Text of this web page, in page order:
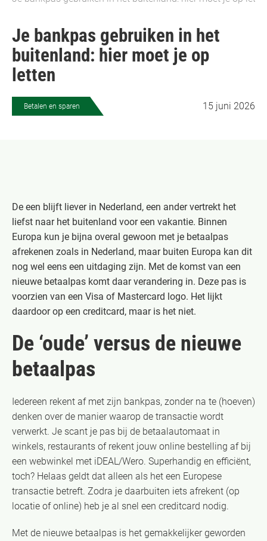
Je bankpas gebruiken in het
buitenland: hier moet je op
letten
Betalen en sparen 15 juni 2026
De een blijft liever in Nederland, een ander vertrekt het
liefst naar het buitenland voor een vakantie. Binnen
Europa kun je bijna overal gewoon met je betaalpas
afrekenen zoals in Nederland, maar buiten Europa kan dit
nog wel eens een uitdaging zijn. Met de komst van een
nieuwe betaalpas komt daar verandering in. Deze pas is
voorzien van een Visa of Mastercard logo. Het lijkt
daardoor op een creditcard, maar is het niet.
De ‘oude’ versus de nieuwe
betaalpas
Iedereen rekent af met zijn bankpas, zonder na te (hoeven)
denken over de manier waarop de transactie wordt
verwerkt. Je scant je pas bij de betaalautomaat in
winkels, restaurants of rekent jouw online bestelling af bij
een webwinkel met iDEAL/Wero. Superhandig en efficiënt,
toch? Helaas geldt dat alleen als het een Europese
transactie betreft. Zodra je daarbuiten iets afrekent (op
locatie of online) heb je al snel een creditcard nodig.
Met de nieuwe betaalpas is het gemakkelijker geworden